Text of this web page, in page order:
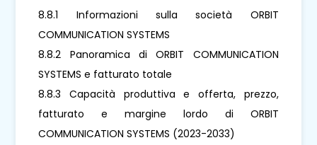
8.8.1 Informazioni sulla società ORBIT
COMMUNICATION SYSTEMS
8.8.2 Panoramica di ORBIT COMMUNICATION
SYSTEMS e fatturato totale
8.8.3 Capacità produttiva e offerta, prezzo,
fatturato e margine lordo di ORBIT
COMMUNICATION SYSTEMS (2023-2033)